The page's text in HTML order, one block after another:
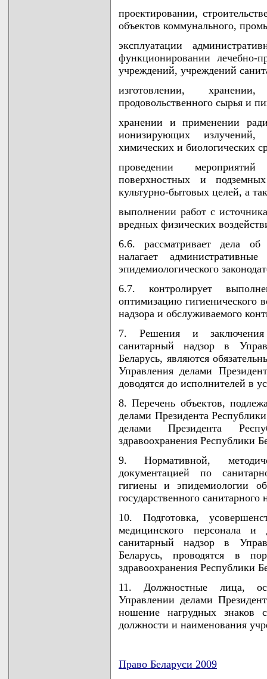
проектировании,
объектов коммунального,
эксплуатации
функционировании лечебно-
учреждений, учреждений
изготовлении,
продовольственного сырья и
хранении и применении
ионизирующих
химических и биологических
проведении
поверхностных и
культурно-бытовых целей, а
выполнении работ с
вредных физических
6.6. рассматривает дела об
налагает
эпидемиологического
6.7. контролирует
оптимизацию гигиенического
надзора и обслуживаемого
7. Решения и
санитарный надзор в
Беларусь, являются
Управления делами
доводятся до исполнителей в
8. Перечень объектов,
делами Президента
делами Президента
здравоохранения Республики
9. Нормативной,
документацией по
гигиены и эпидемиологии
государственного санитарного
10. Подготовка,
медицинского персонала и
санитарный надзор в
Беларусь, проводятся в
здравоохранения Республики
11. Должностные лица,
Управлении делами
ношение нагрудных знаков
должности и наименования
Право Беларуси 2009